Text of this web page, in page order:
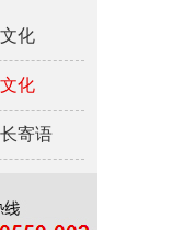
化
化
寄语